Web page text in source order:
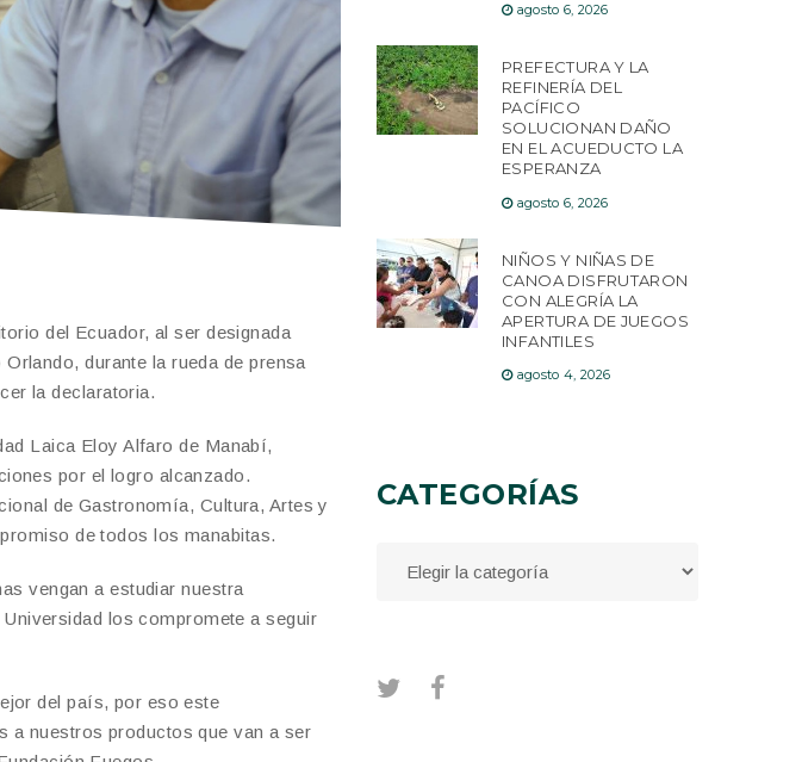
del Ecuador, al ser designada
durante la rueda de prensa
la declaratoria.
Laica Eloy Alfaro de Manabí,
por el logro alcanzado.
de Gastronomía, Cultura, Artes y
de todos los manabitas.
vengan a estudiar nuestra
los compromete a seguir
del país, por eso este
a nuestros productos que van a ser
agosto 6, 2026
PREFECTURA Y LA
REFINERÍA DEL
PACÍFICO
SOLUCIONAN DAÑO
EN EL ACUEDUCTO LA
ESPERANZA
agosto 6, 2026
NIÑOS Y NIÑAS DE
CANOA DISFRUTARON
CON ALEGRÍA LA
APERTURA DE JUEGOS
INFANTILES
agosto 4, 2026
CATEGORÍAS